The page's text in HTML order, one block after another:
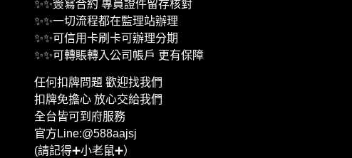
✨✨簽寫合約 專員證件留存核對
✨✨一切流程都在監理站辦理
✨✨可信用卡刷卡可辦理分期
✨✨可轉賬轉入公司帳戶 更有保障
任何扣牌問題 歡迎找我們
扣牌免擔心 放心交給我們
全台皆可到府服務
官方Line:@588aajsj
(請記得➕小老鼠➕）